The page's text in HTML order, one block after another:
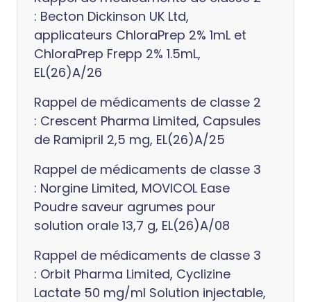
: Becton Dickinson UK Ltd,
applicateurs ChloraPrep 2% 1mL et
ChloraPrep Frepp 2% 1.5mL,
EL(26)A/26
Rappel de médicaments de classe 2
: Crescent Pharma Limited, Capsules
de Ramipril 2,5 mg, EL(26)A/25
Rappel de médicaments de classe 3
: Norgine Limited, MOVICOL Ease
Poudre saveur agrumes pour
solution orale 13,7 g, EL(26)A/08
Rappel de médicaments de classe 3
: Orbit Pharma Limited, Cyclizine
Lactate 50 mg/ml Solution injectable,